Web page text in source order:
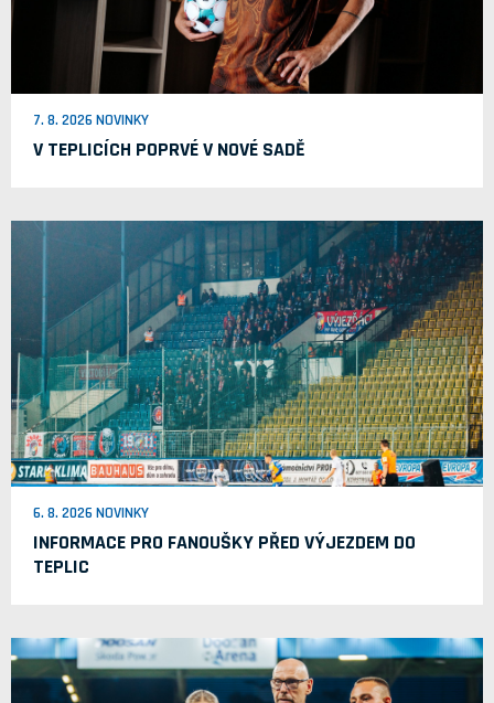
7. 8. 2026 NOVINKY
V TEPLICÍCH POPRVÉ V NOVÉ SADĚ
6. 8. 2026 NOVINKY
INFORMACE PRO FANOUŠKY PŘED VÝJEZDEM DO
TEPLIC